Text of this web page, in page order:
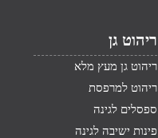
ריהוט גן
ריהוט גן מעץ מלא
ריהוט למרפסת
ספסלים לגינה
פינות ישיבה לגינה